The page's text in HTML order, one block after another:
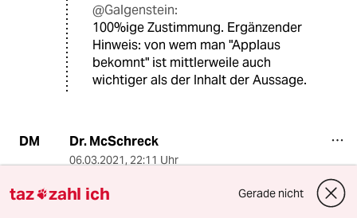
@Galgenstein:
100%ige Zustimmung. Ergänzender
Hinweis: von wem man "Applaus
bekomnt" ist mittlerweile auch
wichtiger als der Inhalt der Aussage.
DM Dr. McSchreck
06.03.2021, 22:11 Uhr
taz zahl ich Gerade nicht